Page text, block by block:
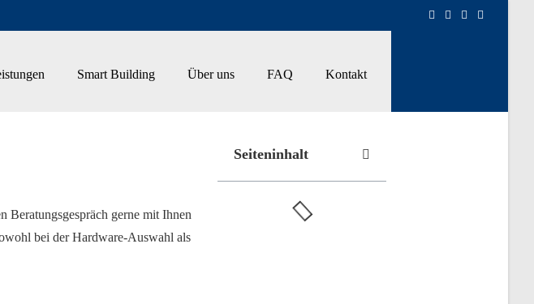
Smart Building Über uns FAQ Kontakt
Beratungsgespräch gerne mit Ihnen
bei der Hardware-Auswahl als
Seiteninhalt